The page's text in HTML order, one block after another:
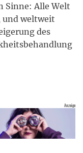
Sinne: Alle Welt
und weltweit
des